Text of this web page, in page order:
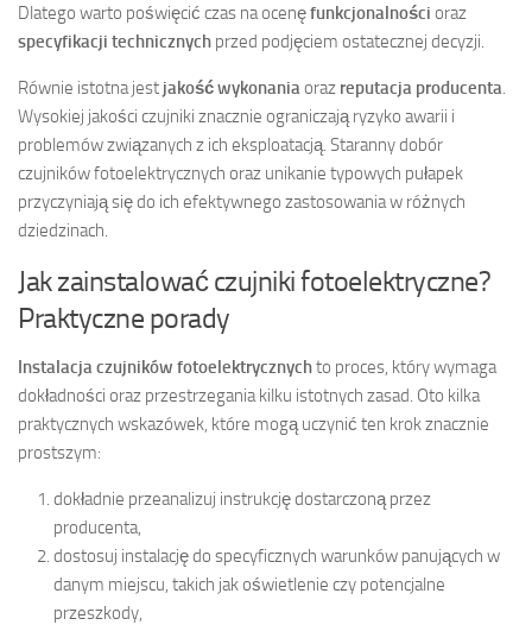
Dlatego warto poświęcić czas na ocenęfunkcjonalności oraz
specyfikacji technicznych przed podjęciem ostatecznej decyzji.
Równie istotna jest jakość wykonania oraz reputacja producenta
Wysokiej jakości czujniki znacznie ograniczają ryzyko awarii i
problemów związanych z ich eksploatacją. Staranny dobór
czujników fotoelektrycznych oraz unikanie typowych pułapek
przyczyniają się do ich efektywnego zastosowania w różnych
dziedzinach.
Jak zainstalować czujniki fotoelektryczne?
Praktyczne porady
Instalacja czujników fotoelektrycznychto proces, który wymaga
dokładności oraz przestrzegania kilku istotnych zasad. Oto kilka
praktycznych wskazówek, które mogą uczynić ten krok znacznie
prostszym:
dokładnie przeanalizuj instrukcję dostarczoną przez
producenta,
dostosuj instalację do specyficznych warunków panujących w
danym miejscu, takich jak oświetlenie czy potencjalne
przeszkody,